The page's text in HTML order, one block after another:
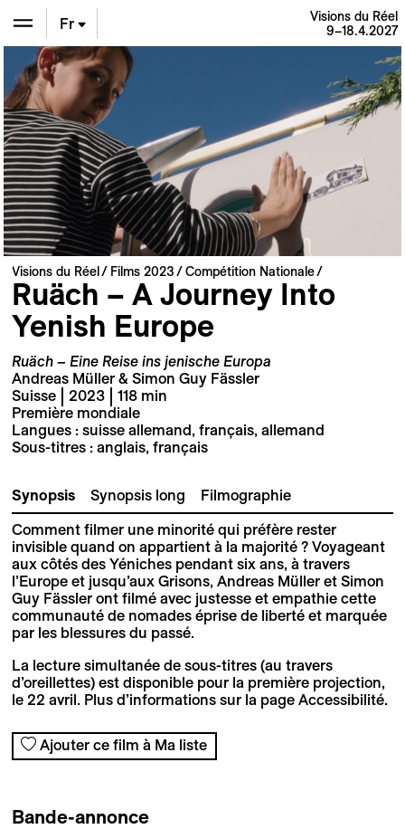
En
De
Fr
Visions du Réel
9–18.4.2027
Visions du Réel Films 2023 Compétition Nationale
Ruäch – A Journey Into
Yenish Europe
Ruäch – Eine Reise ins jenische Europa
Andreas Müller & Simon Guy Fässler
Suisse | 2023 | 118 min
Première mondiale
Langues : suisse allemand, français, allemand
Sous-titres : anglais, français
Synopsis Synopsis long Filmographie
Comment filmer une minorité qui préfère rester
invisible quand on appartient à la majorité ? Voyageant
aux côtés des Yéniches pendant six ans, à travers
l’Europe et jusqu’aux Grisons, Andreas Müller et Simon
Guy Fässler ont filmé avec justesse et empathie cette
communauté de nomades éprise de liberté et marquée
par les blessures du passé.
La lecture simultanée de sous-titres (au travers
d’oreillettes) est disponible pour la première projection,
le 22 avril. Plus d’informations sur la page Accessibilité.
Ajouter ce film à Ma liste
Bande-annonce